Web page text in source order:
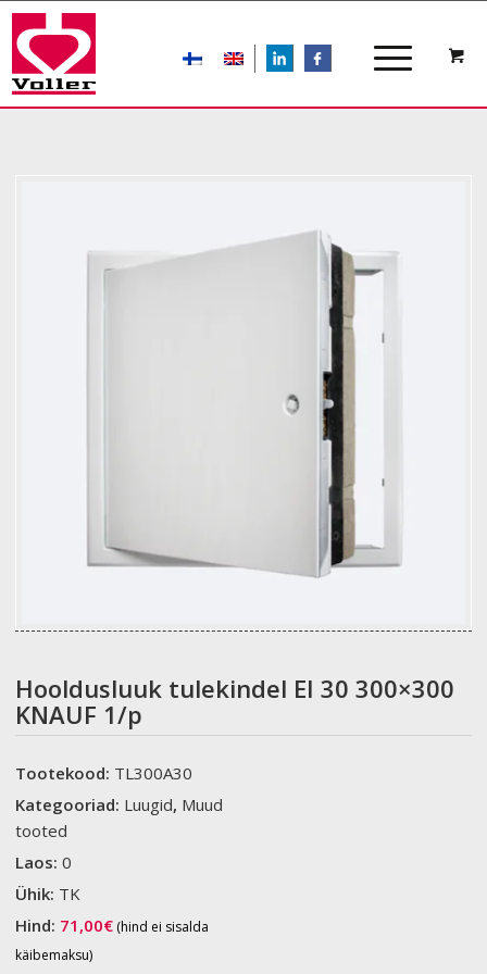
LIn
Hooldusluuk tulekindel EI 30 300×300
KNAUF 1/p
Tootekood: TL300A30
Kategooriad: Luugid, Muud
tooted
Laos:0
Ühik: TK
Hind: 71,00€ (hind ei sisalda
käibemaksu)